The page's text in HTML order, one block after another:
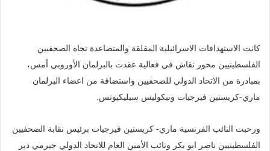
كانت الاستهدافات الاسرائيلية المقلقة والمتصاعدة تجاه الصحفيين
الفلسطينيين محور نقاش في فعالية عقدت بالبرلمان الأوروبي أمس،
بمبادرة من الاتحاد الدولي للصحفيين واستضافة من اعضاء البرلمان
ماري-كريستين فيرجيات ونيكوليس سيليكيوتس.
ورحبت النائب الفرنسية ماري- كريستين فيرجيات برئيس نقابة الصحفيين
الفلسطينيين ناصر ابو بكر ونائب الأمين العام للاتحاد الدولي جيرمي دير